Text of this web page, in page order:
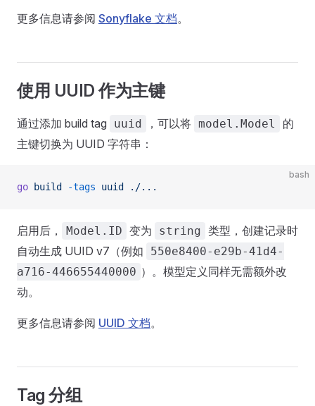
更多信息请参阅 Sonyflake 文档。
使用 UUID 作为主键
通过添加 build tag uuid ，可以将 model.Model
的
主键切换为 UUID 字符串：
bash
go build -tags uuid ./...
启用后， Model.ID 变为 string 类型，创建记录时
自动生成 UUID v7（例如
550e8400-e29b-41d4-
a716-446655440000 ）。模型定义同样无需额外改
动。
更多信息请参阅 UUID 文档。
Tag 分组